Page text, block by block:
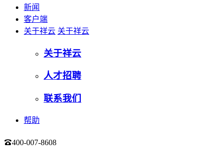
新闻
客户端
关于祥云 关于祥云
关于祥云
人才招聘
联系我们
帮助
400-007-8608